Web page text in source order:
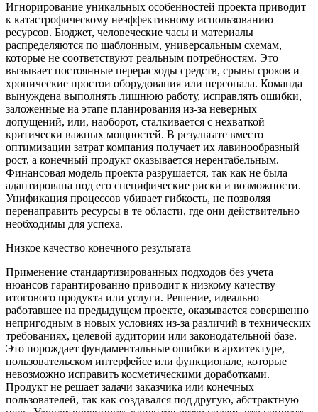
Игнорирование уникальных особенностей проекта приводит
к катастрофическому неэффективному использованию
ресурсов. Бюджет, человеческие часы и материалы
распределяются по шаблонным, универсальным схемам,
которые не соответствуют реальным потребностям. Это
вызывает постоянные перерасходы средств, срывы сроков и
хронические простои оборудования или персонала. Команда
вынуждена выполнять лишнюю работу, исправлять ошибки,
заложенные на этапе планирования из-за неверных
допущений, или, наоборот, сталкивается с нехваткой
критически важных мощностей. В результате вместо
оптимизации затрат компания получает их лавинообразный
рост, а конечный продукт оказывается нерентабельным.
Финансовая модель проекта разрушается, так как не была
адаптирована под его специфические риски и возможности.
Унификация процессов убивает гибкость, не позволяя
перенаправить ресурсы в те области, где они действительно
необходимы для успеха.
Низкое качество конечного результата
Применение стандартизированных подходов без учета
нюансов гарантированно приводит к низкому качеству
итогового продукта или услуги. Решение, идеально
работавшее на предыдущем проекте, оказывается совершенно
непригодным в новых условиях из-за различий в технических
требованиях, целевой аудитории или законодательной базе.
Это порождает фундаментальные ошибки в архитектуре,
пользовательском интерфейсе или функционале, которые
невозможно исправить косметическими доработками.
Продукт не решает задачи заказчика или конечных
пользователей, так как создавался под другую, абстрактную